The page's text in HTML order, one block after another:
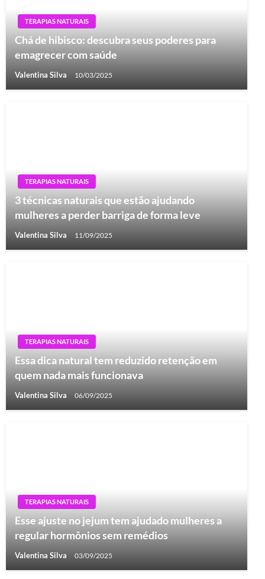
TERAPIAS NATURAIS
Chá de hibisco: descubra seus poderes para
emagrecer com saúde
Valentina Silva 10/03/2025
TERAPIAS NATURAIS
3 técnicas naturais que estão ajudando
mulheres a perder barriga de forma leve
Valentina Silva 11/09/2025
TERAPIAS NATURAIS
Essa dica natural tem reduzido retenção em
quem nada mais funcionava
Valentina Silva 06/09/2025
TERAPIAS NATURAIS
Esse ajuste no jejum tem ajudado mulheres a
regular hormônios sem remédios
Valentina Silva 03/09/2025